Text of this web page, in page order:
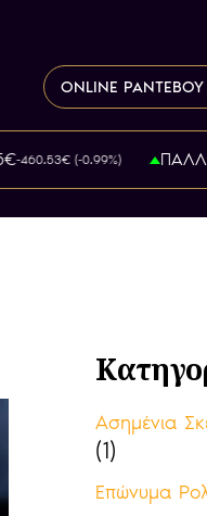
ONLINE ΡΑΝΤΕΒΟΥ
(-0.99%)
Ασημένια
(1)
Επώνυμα